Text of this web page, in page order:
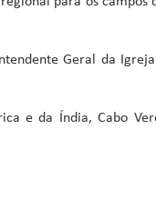
Geral da
e da Índia, Cabo